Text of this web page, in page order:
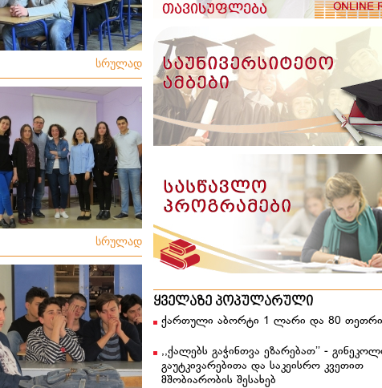
სრულად
სრულად
ყველაზე პოპულარული
ქართული აბორტი 1 ლარი და 80 თეთრი
,,ქალებს გაჭინთვა ეზარებათ’’ -
გაუტკივარებითა და საკეისრო კვეთით
მშობიარობის შესახებ